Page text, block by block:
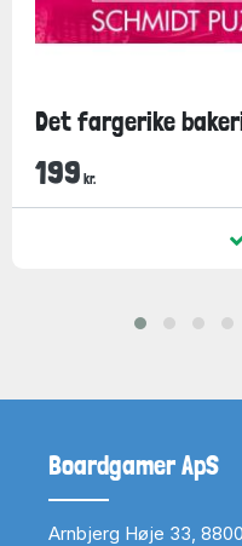
Det fargerike
199 kr.
Boardgamer ApS
Arnbjerg Høje 33,